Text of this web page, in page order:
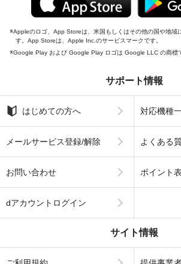
Appleのロゴ、App Storeは、米国もしくはその他の国や地域
す。App Storeは、Apple Inc.のサービスマークです。
Google Play および Google Play ロゴは Google LLC の商標
サポート情報
はじめての方へ 対応機種
メールサービス登録/解除 よくある
お問い合わせ ポイント
dアカウントログイン
サイト情報